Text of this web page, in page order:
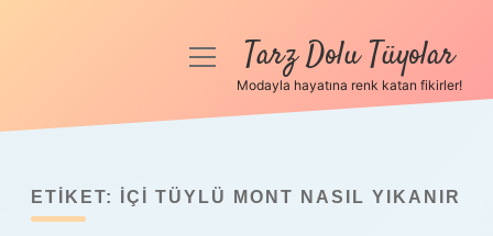
Anasayfa
Yasal Uyarı
menüyüTarz Dolu Tüyolar
Modayla hayatına renk katan fikirler!
ETIKET: İÇI TÜYLÜ MONT NASIL YIKANIR